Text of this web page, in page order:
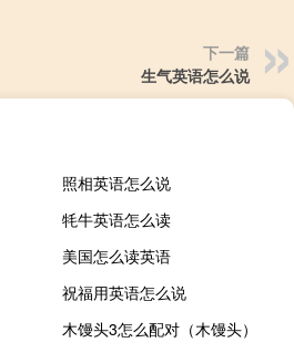
下一篇
生气英语怎么说
照相英语怎么说
牦牛英语怎么读
美国怎么读英语
祝福用英语怎么说
木馒头3怎么配对（木馒头）